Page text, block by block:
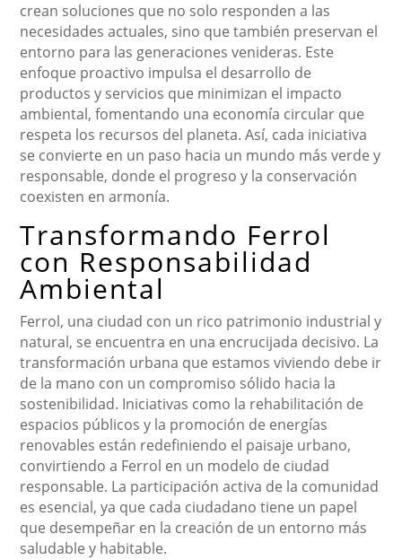
crean soluciones que no solo responden a las
necesidades actuales, sino que también preservan el
entorno para las generaciones venideras. Este
enfoque proactivo impulsa el desarrollo de
productos y servicios que minimizan el impacto
ambiental, fomentando una economía circular que
respeta los recursos del planeta. Así, cada iniciativa
se convierte en un paso hacia un mundo más verde y
responsable, donde el progreso y la conservación
coexisten en armonía.
Transformando Ferrol
con Responsabilidad
Ambiental
Ferrol, una ciudad con un rico patrimonio industrial y
natural, se encuentra en una encrucijada decisivo. La
transformación urbana que estamos viviendo debe ir
de la mano con un compromiso sólido hacia la
sostenibilidad. Iniciativas como la rehabilitación de
espacios públicos y la promoción de energías
renovables están redefiniendo el paisaje urbano,
convirtiendo a Ferrol en un modelo de ciudad
responsable. La participación activa de la comunidad
es esencial, ya que cada ciudadano tiene un papel
que desempeñar en la creación de un entorno más
saludable y habitable.